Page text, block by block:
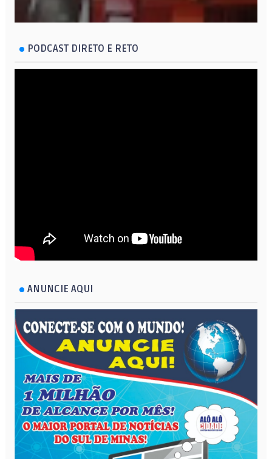
PODCAST DIRETO E RETO
ANUNCIE AQUI